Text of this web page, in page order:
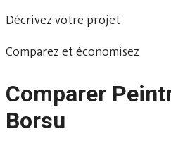
Décrivez votre projet
Comparez et économisez
Comparer
Borsu